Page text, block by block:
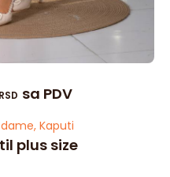
, Kaputi
plus size
RSD sa PDV